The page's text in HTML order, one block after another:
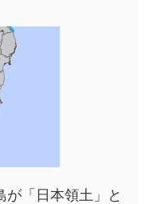
が「日本領土」と